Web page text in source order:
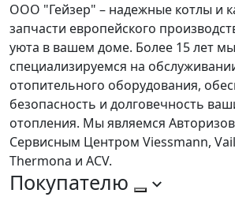
ООО "Гейзер" – надежные котлы и
запчасти европейского
уюта в вашем доме. Более 15 лет мы
специализируемся на
отопительного оборудования,
безопасность и долговечность
отопления. Мы являемся
Сервисным Центром Viessmann,
Thermona и ACV.
Покупателю